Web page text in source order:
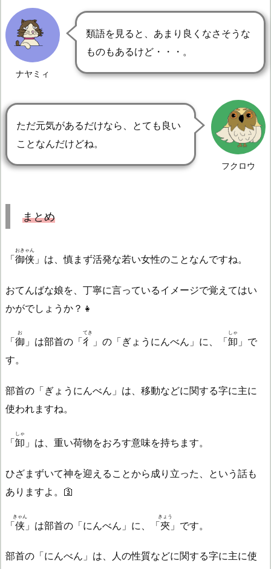
ナヤミィ
類語を見ると、あまり良くなさそうな
ものもあるけど・・・。
フクロウ
ただ元気があるだけなら、とても良い
ことなんだけどね。
まとめ
「御侠
おきゃん
」は、慎まず活発な若い女性のことなんですね。
おてんばな娘を、丁寧に言っているイメージで覚えてはい
かがでしょうか？👧
「御
お
」は部首の「彳
てき
」の「ぎょうにんべん」に、「卸
しゃ
」で
す。
部首の「ぎょうにんべん」は、移動などに関する字に主に
使われますね。
「卸
しゃ
」は、重い荷物をおろす意味を持ちます。
ひざまずいて神を迎えることから成り立った、という話も
ありますよ。🛐
「侠
きゃん
」は部首の「にんべん」に、「夾
きょう
」です。
部首の「にんべん」は、人の性質などに関する字に主に使